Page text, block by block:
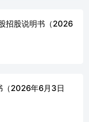
States at market prices, we
providing all
by Rule 424(b)
to be an
We have also Our
招股说明书（2026
（2026年6月3日